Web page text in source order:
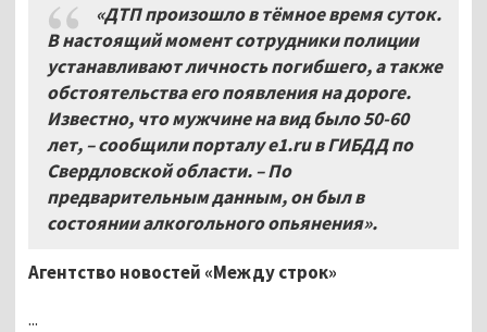
«ДТП произошло в тёмное время суток.
В настоящий момент сотрудники полиции
устанавливают личность погибшего, а также
обстоятельства его появления на дороге.
Известно, что мужчине на вид было 50-60
лет, – сообщили порталуe1.ru в ГИБДД по
Свердловской области. – По
предварительным данным, он был в
состоянии алкогольного опьянения».
Агентство новостей «Между строк»
...